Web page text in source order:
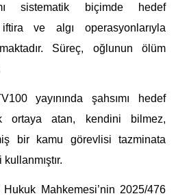
sistematik biçimde hedef
ve algı operasyonlarıyla
Süreç, oğlunun ölüm
yayınında şahsımı hedef
ortaya atan, kendini bilmez,
bir kamu görevlisi tazminata
Mahkemesi’nin 2025/476